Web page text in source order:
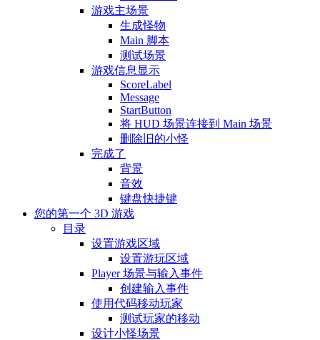
游戏主场景
生成怪物
Main 脚本
测试场景
游戏信息显示
ScoreLabel
Message
StartButton
将 HUD 场景连接到 Main 场景
删除旧的小怪
完成了
背景
音效
键盘快捷键
您的第一个 3D 游戏
目录
设置游戏区域
设置游玩区域
Player 场景与输入事件
创建输入事件
使用代码移动玩家
测试玩家的移动
设计小怪场景